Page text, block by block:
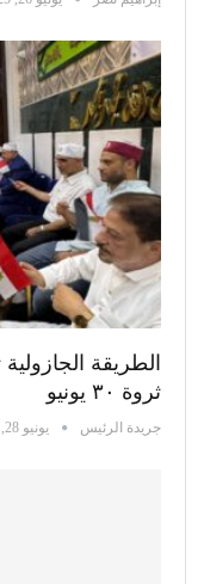
الطريقة
ثروة ٣٠ يونيو
جريدة الرئيس يونيو 28, 2024